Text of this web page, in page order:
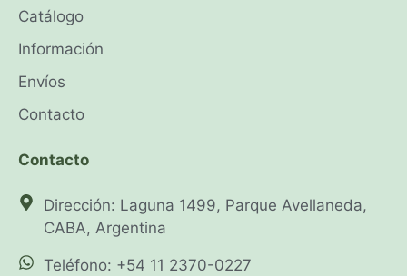
Catálogo
Información
Envíos
Contacto
Contacto
Dirección: Laguna 1499, Parque Avellaneda,
CABA, Argentina
Teléfono: +54 11 2370-0227